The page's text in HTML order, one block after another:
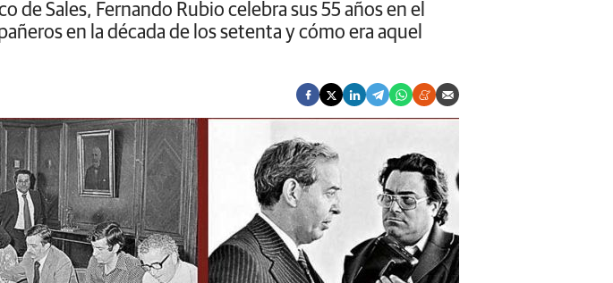
de Sales, Fernando Rubio celebra sus 55 años en el
en la década de los setenta y cómo era aquel